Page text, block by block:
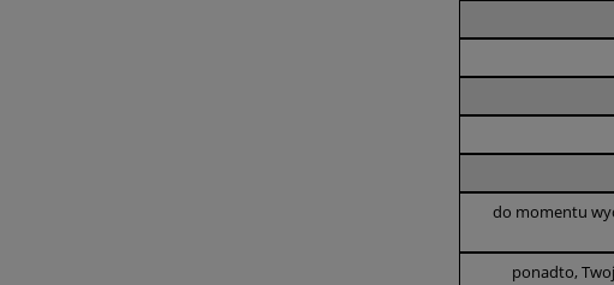
do momentu
ponadto,